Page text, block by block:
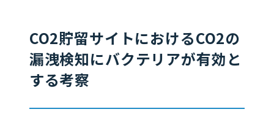
CO2貯留サイトにおけるCO2の
漏洩検知にバクテリアが有効と
する考察